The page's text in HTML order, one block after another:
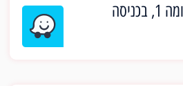
בניין סוכנות יונדאי, קומה 1, בכניסה